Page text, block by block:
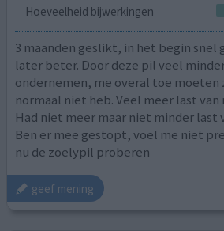
Hoeveelheid bijwerkingen
3 maanden geslikt, in het begin
later beter. Door deze pil veel
ondernemen, me overal toe
normaal niet heb. Veel meer last
Had niet meer maar niet minder last
Ben er mee gestopt, voel me niet
nu de zoelypil proberen
geef mening